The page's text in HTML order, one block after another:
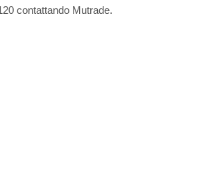
contattando Mutrade.